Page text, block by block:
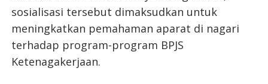
sosialisasi tersebut dimaksudkan untuk
meningkatkan pemahaman aparat di nagari
terhadap program-program BPJS
Ketenagakerjaan.